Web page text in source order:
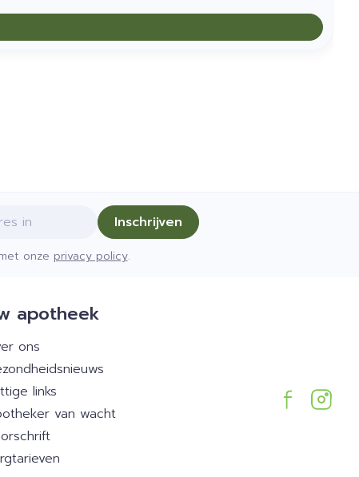
Inschrijven
onze privacy policy.
apotheek
ons
links
van wacht